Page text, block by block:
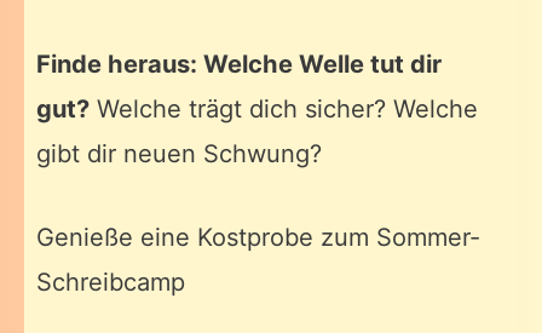
Finde heraus: Welche Welle tut dir
gut? Welche trägt dich sicher? Welche
gibt dir neuen Schwung?
Genieße eine Kostprobe zum Sommer-
Schreibcamp